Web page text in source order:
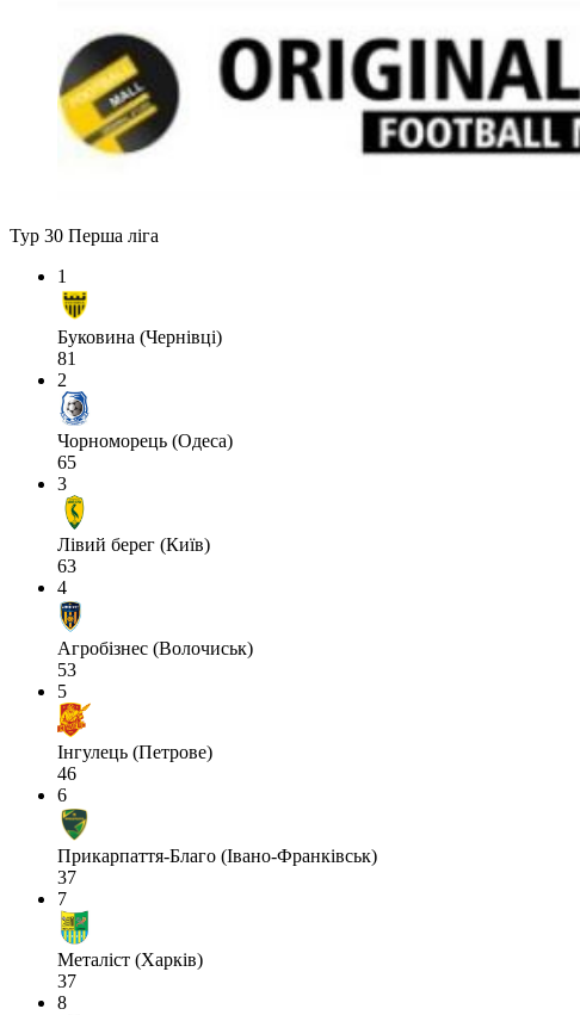
Тур 30 Перша ліга
1
Буковина (Чернівці)
81
2
Чорноморець (Одеса)
65
3
Лівий берег (Київ)
63
4
Агробізнес (Волочиськ)
53
5
Інгулець (Петрове)
46
6
Прикарпаття-Благо (Івано-Франківськ)
37
7
Металіст (Харків)
37
8